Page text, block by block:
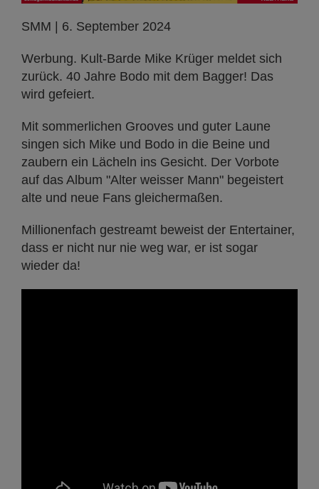
SMM | 6. September 2024
Werbung. Kult-Barde Mike Krüger meldet sich
zurück. 40 Jahre Bodo mit dem Bagger! Das
wird gefeiert.
Mit sommerlichen Grooves und guter Laune
singen sich Mike und Bodo in die Beine und
zaubern ein Lächeln ins Gesicht. Der Vorbote
auf das Album "Alter weisser Mann" begeistert
alte und neue Fans gleichermaßen.
Millionenfach gestreamt beweist der Entertainer,
dass er nicht nur nie weg war, er ist sogar
wieder da!